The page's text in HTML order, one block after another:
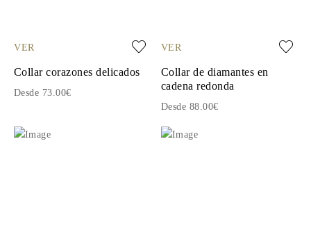
VER
Collar corazones delicados
Desde 73.00€
VER
Collar de diamantes en
cadena redonda
Desde 88.00€